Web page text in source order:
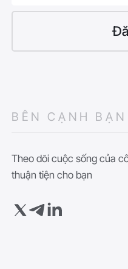
BÊN CẠNH BẠN
Theo dõi cuộc sống của
thuận tiện cho bạn